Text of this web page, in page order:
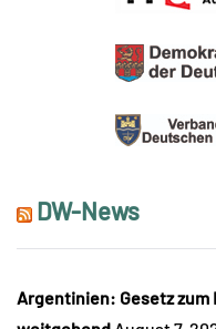
DW-News
Argentinien: Gesetz